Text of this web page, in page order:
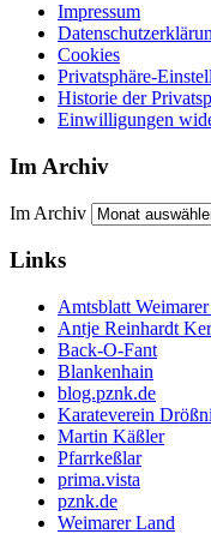
Impressum
Cookies
Privatsphäre-
Historie der
Einwilligungen
Im Archiv
Im Archiv
Links
Amtsblatt
Antje Reinhardt
Back-O-Fant
Blankenhain
blog.pznk.de
Karateverein
Martin Käßler
Pfarrkeßlar
prima.vista
pznk.de
Weimarer Land